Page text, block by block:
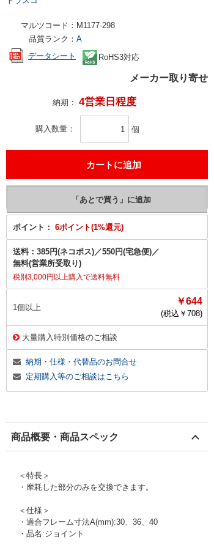
マルツコード： M1177-298
品質ランク： A
データシート
RoHS3対応
メーカー取り寄せ
納期： 4営業日程度
購入数量 個
ポイント： 6ポイント(1%還元)
送料： 385円(ネコポス)／550円(宅急便)／
無料(営業所受取り)
税別3,000円以上購入で送料無料
1個以上
￥644
(税込￥ 708)
大量購入特別価格のご相談
納期・仕様・代替品のお問合せ
定期購入等のご相談はこちら
商品概要・商品スペック
＜特長＞
・摩耗した部分のみを交換できます。
＜仕様＞
・適合フレーム寸法A(mm):30、36、40
・品名:ジョイント